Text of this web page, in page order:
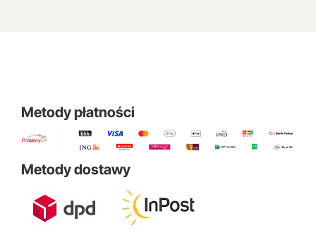
Metody płatności
Metody dostawy